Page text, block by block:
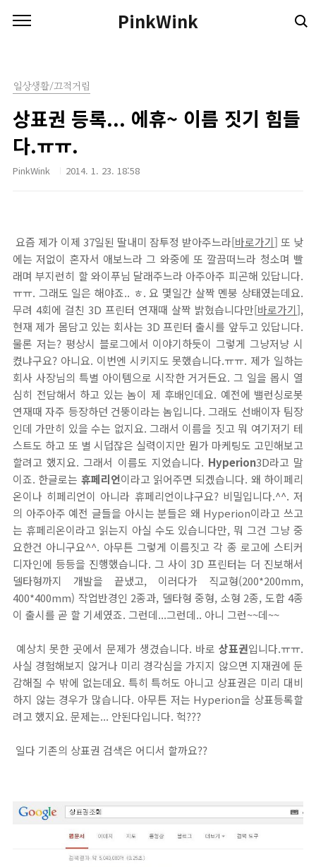
PinkWink
일상생활/끄적거림
상표권 등록... 에휴~ 이름 짓기 힘들
다.ㅠㅠ.
PinkWink 2014. 1. 23. 18:58
요즘 제가 이제 37일된 딸내미 잠투정 받아주느라[바로가기] 또 낮
에는 저없이 혼자서 애보느라 그 와중에 또 깔끔떠느라 청소며 빨
래며 부지런히 할 와이푸님 달래주느라 아주아주 피곤해 있답니다.
ㅠㅠ. 그래도 일은 해야죠.. ㅎ. 요 몇일간 살짝 멘붕 상태였는데요.
무려 4회에 걸친 3D 프린터 연재때 살짝 밝혔습니다만[바로가기],
현재 제가 몸담고 있는 회사는 3D 프린터 출시를 앞두고 있답니다.
물론 저는? 평상시 블로그에서 이야기하듯이 그렇게 그냥저냥 시
켰냐구요? 아니요. 이번엔 시키지도 못했습니다.ㅠㅠ. 제가 일하는
회사 사장님의 특별 아이템으로 시작한 거거든요. 그 일을 몹시 열
심히 전담해서 하고 있는 놈이 제 후배인데요. 예전에 밸런싱로봇
연재때 자주 등장하던 건뚱이라는 놈입니다. 그래도 선배이자 팀장
인데 가만히 있을 수는 없지요. 그래서 이름을 짓고 뭐 여기저기 테
스트도 하고 또 별 시덥잖은 실력이지만 뭔가 마케팅도 고민해보고
할려고 했지요. 그래서 이름도 지었습니다. Hyperion3D라고 말
이죠. 한글로는 휴페리언이라고 읽어주면 되겠습니다. 왜 하이페리
온이나 히페리언이 아니라 휴페리언이냐구요? 비밀입니다.^^. 저
의 아주아주 예전 글들을 아시는 분들은 왜 Hyperion이라고 쓰고
는 휴페리온이라고 읽는지 아실 수도 있습니다만, 뭐 그건 그냥 중
요한건 아니구요^^. 아무튼 그렇게 이름짓고 각 종 로고에 스티커
디자인에 등등을 진행했습니다. 그 사이 3D 프린터는 더 진보해서
델타형까지 개발을 끝냈고, 이러다가 직교형(200*200mm,
400*400mm) 작업반경인 2종과, 델타형 중형, 소형 2종, 도합 4종
이 출시를 곧 할 기세였죠. 그런데...그런데.. 아니 그런~~데~~
예상치 못한 곳에서 문제가 생겼습니다. 바로 상표권입니다.ㅠㅠ.
사실 경험해보지 않거나 미리 경각심을 가지지 않으면 지재권에 둔
감해질 수 밖에 없는데요. 특히 특허도 아니고 상표권은 미리 대비
하지 않는 경우가 많습니다. 아무튼 저는 Hyperion을 상표등록할
려고 했지요. 문제는... 안된다입니다. 헉???
일다 기존의 상표권 검색은 어디서 할까요??